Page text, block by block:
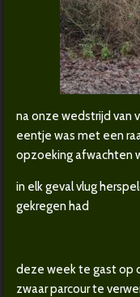
na onze wedstrijd van
eentje was met een
opzoeking afwachten
in elk geval vlug
gekregen had
deze week te gast op
zwaar parcour te